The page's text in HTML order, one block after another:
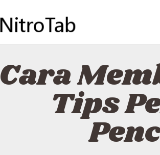
Cara
Tips